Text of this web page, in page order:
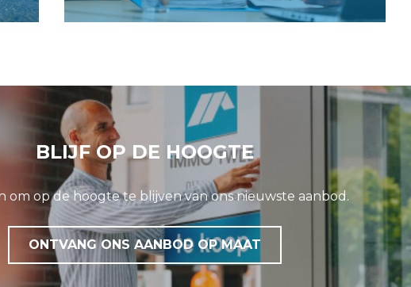
BLIJF OP DE HOOGTE
om op de hoogte te blijven van ons nieuwste aanbod.
ONTVANG ONS AANBOD OP MAAT